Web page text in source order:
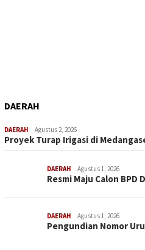
DAERAH
DAERAH Agustus 2, 2026
Proyek Turap Irigasi di
DAERAH Agustus 1, 2026
Resmi Maju Calon
DAERAH Agustus 1, 2026
Pengundian Nomor